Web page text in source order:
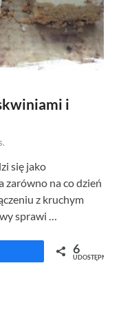
i
się jako
na co dzień
z kruchym
sprawi …
6
UDOSTĘPNIEŃ